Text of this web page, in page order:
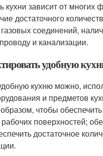
кухни зависит от
достаточного
соединений,
и канализации.
удобную
кухню можно,
и предметов
чтобы
поверхностей;
достаточное